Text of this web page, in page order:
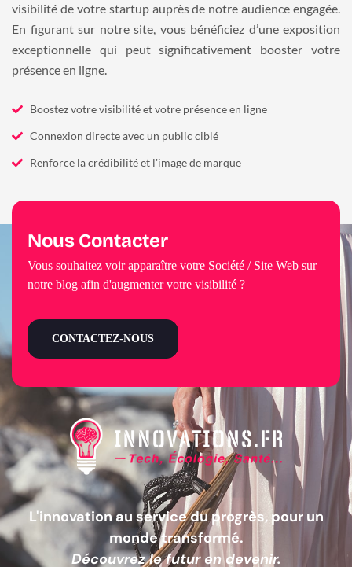
visibilité de votre startup auprès de notre audience engagée.
En figurant sur notre site, vous bénéficiez d’une exposition
exceptionnelle qui peut significativement booster votre
présence en ligne.
Boostez votre visibilité et votre présence en ligne
Connexion directe avec un public ciblé
Renforce la crédibilité et l'image de marque
L'innovation au service du progrès, pour un
monde transformé.
Découvrez le futur en devenir.
Nous Contacter
Vous souhaitez voir apparaître votre Société / Site Web sur
notre blog afin d'augmenter votre visibilité ?
CONTACTEZ-NOUS